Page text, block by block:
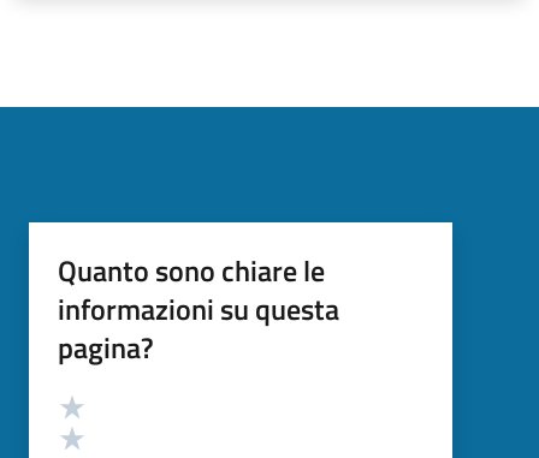
Quanto sono chiare le
informazioni su questa
pagina?
Valutazione